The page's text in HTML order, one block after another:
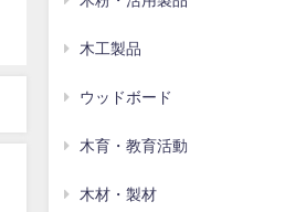
木工製品
ウッドボード
木育・教育活動
木材・製材